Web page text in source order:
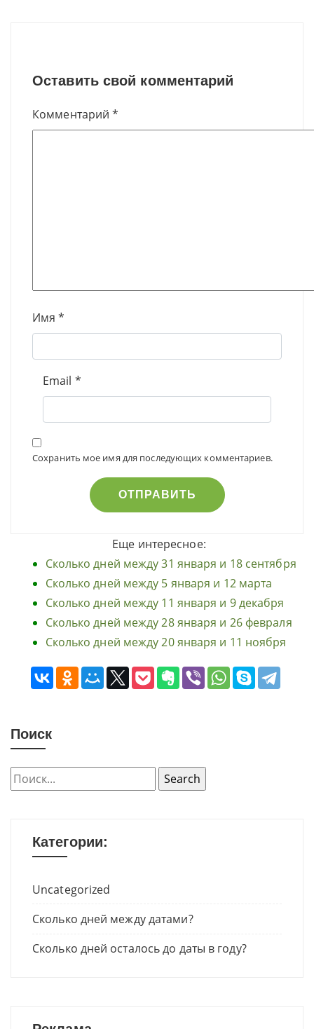
Оставить свой комментарий
Комментарий *
Имя *
Email *
Сохранить мое имя для последующих комментариев.
Еще интересное:
Сколько дней между 31 января и 18 сентября
Сколько дней между 5 января и 12 марта
Сколько дней между 11 января и 9 декабря
Сколько дней между 28 января и 26 февраля
Сколько дней между 20 января и 11 ноября
Поиск
Категории:
Uncategorized
Сколько дней между датами?
Сколько дней осталось до даты в году?